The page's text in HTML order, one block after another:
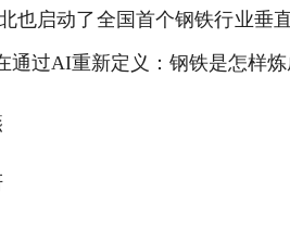
也启动了全国首个钢铁行业
通过AI重新定义：钢铁是怎样炼